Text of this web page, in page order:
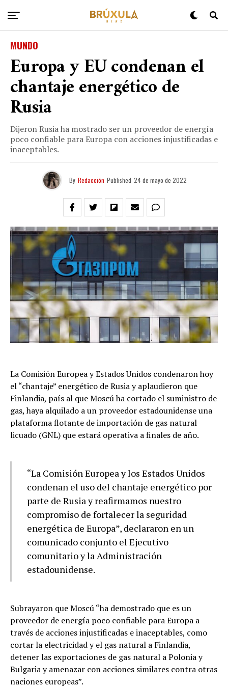
MUNDO
Europa y EU condenan el
chantaje energético de
Rusia
Dijeron Rusia ha mostrado ser un proveedor de energía
poco confiable para Europa con acciones injustificadas e
inaceptables.
By Redacción Published 24 de mayo de 2022
La Comisión Europea y Estados Unidos condenaron hoy
el “chantaje” energético de Rusia y aplaudieron que
Finlandia, país al que Moscú ha cortado el suministro de
gas, haya alquilado a un proveedor estadounidense una
plataforma flotante de importación de gas natural
licuado (GNL) que estará operativa a finales de año.
“La Comisión Europea y los Estados Unidos
condenan el uso del chantaje energético por
parte de Rusia y reafirmamos nuestro
compromiso de fortalecer la seguridad
energética de Europa”, declararon en un
comunicado conjunto el Ejecutivo
comunitario y la Administración
estadounidense.
Subrayaron que Moscú “ha demostrado que es un
proveedor de energía poco confiable para Europa a
través de acciones injustificadas e inaceptables, como
cortar la electricidad y el gas natural a Finlandia,
detener las exportaciones de gas natural a Polonia y
Bulgaria y amenazar con acciones similares contra otras
naciones europeas”.